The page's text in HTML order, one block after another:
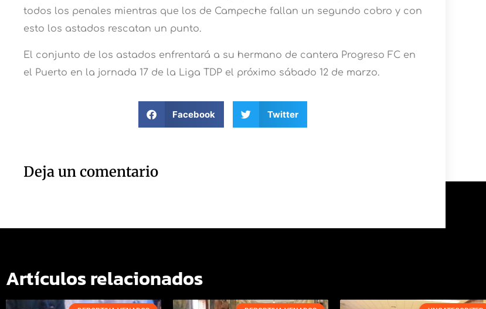
todos los penales mientras que los de Campeche fallan un segundo cobro y con
esto los astados rescatan un punto.
El conjunto de los astados enfrentará a su hermano de cantera Progreso FC en
el Puerto en la jornada 17 de la Liga TDP el próximo sábado 12 de marzo.
Facebook Twitter
Deja un comentario
Artículos relacionados